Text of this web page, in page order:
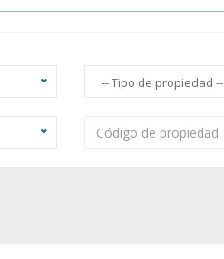
-- Tipo de propiedad --